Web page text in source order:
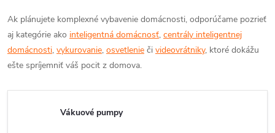
Ak plánujete komplexné vybavenie domácnosti, odporúčame pozrieť
aj kategórie ako inteligentná domácnosť, centrály inteligentnej
domácnosti, vykurovanie, osvetlenie či videovrátniky, ktoré dokážu
ešte spríjemniť váš pocit z domova.
Vákuové pumpy